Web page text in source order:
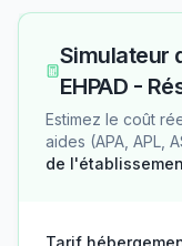
Simulateur
EHPAD -
Estimez le coût
aides (APA, APL,
de